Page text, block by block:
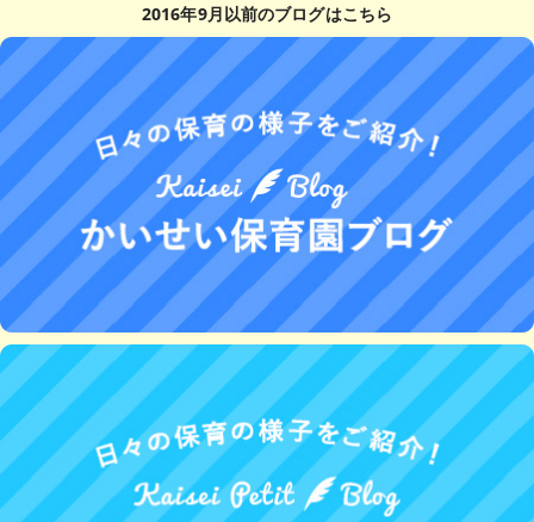
2016年9月以前のブログはこちら